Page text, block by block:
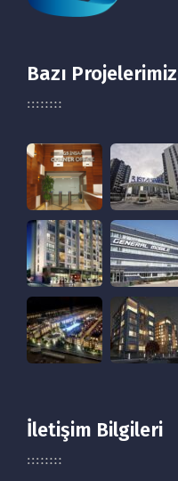
Bazı
İletişim Bilgileri